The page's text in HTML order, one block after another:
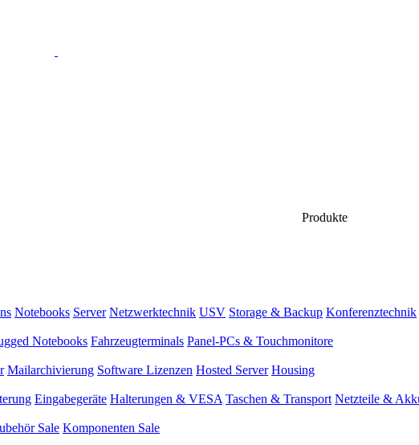
Produkte
Notebooks Server Netzwerktechnik USV Storage & Backup Konferenztechnik
Notebooks Fahrzeugterminals Panel-PCs & Touchmonitore
Mailarchivierung Software Lizenzen Hosted Server Housing
Eingabegeräte Halterungen & VESA Taschen & Transport Netzteile &
Sale Komponenten Sale